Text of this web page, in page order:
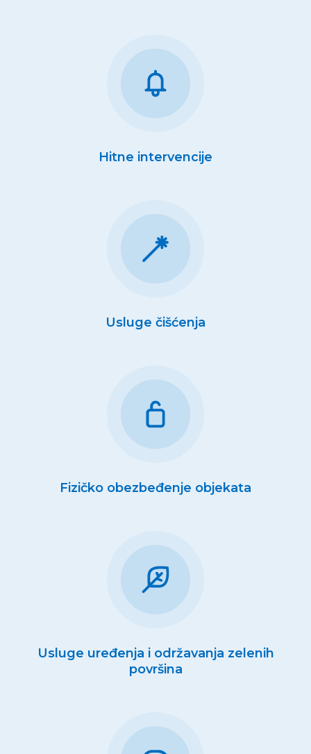
Hitne intervencije
Usluge čišćenja
Fizičko obezbeđenje objekata
Usluge uređenja i održavanja zelenih
površina